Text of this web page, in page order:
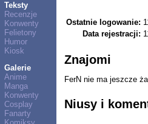
Teksty
Recenzje
Konwenty
Felietony
Humor
Kiosk
Galerie
Anime
Manga
Konwenty
Cosplay
Fanarty
Ostatnie logowanie:
Data rejestracji:
Znajomi
FerN nie ma jeszcze
Niusy i